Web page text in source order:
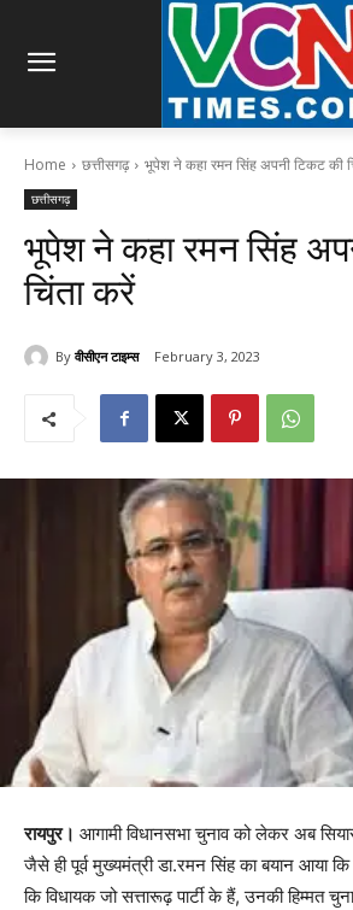
Home छत्तीसगढ़ भूपेश ने कहा रमन सिंह अपनी टिकट की
छत्तीसगढ़
भूपेश ने कहा रमन सिंह
चिंता करें
By वीसीएन टाइम्स February 3, 2023
रायपुर। आगामी विधानसभा चुनाव को लेकर अब
जैसे ही पूर्व मुख्यमंत्री डा.रमन सिंह का बयान आया
कि विधायक जो सत्तारूढ़ पार्टी के हैं, उनकी हिम्मत